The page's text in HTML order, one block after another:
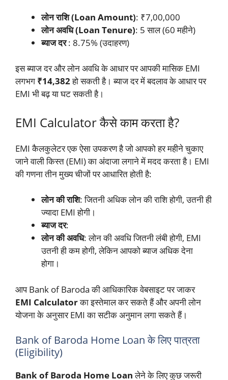
लोन राशि (Loan Amount): ₹7,00,000
लोन अवधि (Loan Tenure): 5 साल (60 महीने)
ब्याज दर: 8.75% (उदाहरण)
इस ब्याज दर और लोन अवधि के आधार पर आपकी मासिक EMI
लगभग ₹14,382हो सकती है। ब्याज दर में बदलाव के आधार पर
EMI भी बढ़ या घट सकती है।
EMI Calculator कैसे काम करता है?
EMI कैलकुलेटर एक ऐसा उपकरण है जो आपको हर महीने चुकाए
जाने वाली किस्त (EMI) का अंदाजा लगाने में मदद करता है। EMI
की गणना तीन मुख्य चीजों पर आधारित होती है:
लोन की राशि: जितनी अधिक लोन की राशि होगी, उतनी ही
ज्यादा EMI होगी।
ब्याज दर:
लोन की अवधि: लोन की अवधि जितनी लंबी होगी, EMI
उतनी ही कम होगी, लेकिन आपको ब्याज अधिक देना
होगा।
आप Bank of Baroda की आधिकारिक वेबसाइट पर जाकर
EMI Calculatorका इस्तेमाल कर सकते हैं और अपनी लोन
योजना के अनुसार EMI का सटीक अनुमान लगा सकते हैं।
Bank of Baroda Home Loan के लिए पात्रता
(Eligibility)
Bank of Baroda Home Loanलेने के लिए कुछ जरूरी